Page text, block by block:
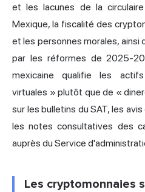
et les lacunes de la
Mexique, la fiscalité des
et les personnes morales, ainsi
par les réformes de 2025-
mexicaine qualifie les
virtuales » plutôt que de «
sur les bulletins du SAT, les
les notes consultatives des
auprès du Service
Les cryptomonnaies